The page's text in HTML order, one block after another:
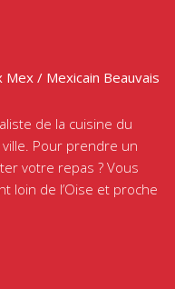
/ Mexicain Beauvais
de la cuisine du
Pour prendre un
votre repas ? Vous
loin de l’Oise et proche